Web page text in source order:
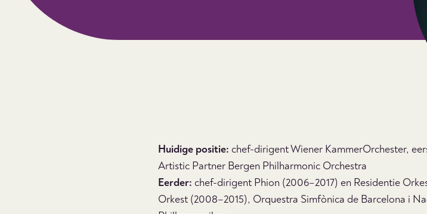
Huidige positie: chef-dirigent Wiener KammerOrchester,
Artistic Partner Bergen Philharmonic Orchestra
Eerder: chef-dirigent Phion (2006–2017) en Residentie
Orkest (2008–2015), Orquestra Simfònica de Barcelona i